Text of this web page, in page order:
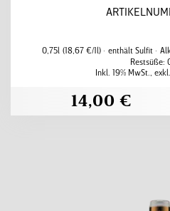
0,75l (18,67 €/1l) enthält Sulfit
Restsüße:
14,00 €
Inkl. 19% MwSt., exkl.